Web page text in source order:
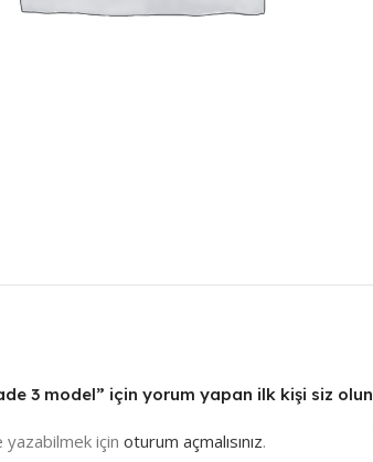
3 model” için yorum yapan ilk kişi siz olun
için oturum açmalısınız.